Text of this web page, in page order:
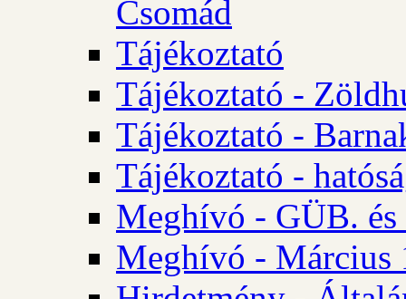
Csomád
Tájékoztató
Tájékoztató -
Tájékoztató -
Tájékoztató -
Meghívó - GÜB.
Meghívó - Március